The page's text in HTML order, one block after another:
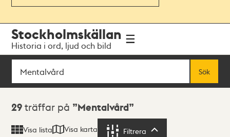
navigationen
huvudinnehållet
Stockholmskällan
Historia i ord, ljud och bild
Sök
Sök
Sökresultat
29 träffar på Mentalvård
Visa lista Visa karta Filtrera